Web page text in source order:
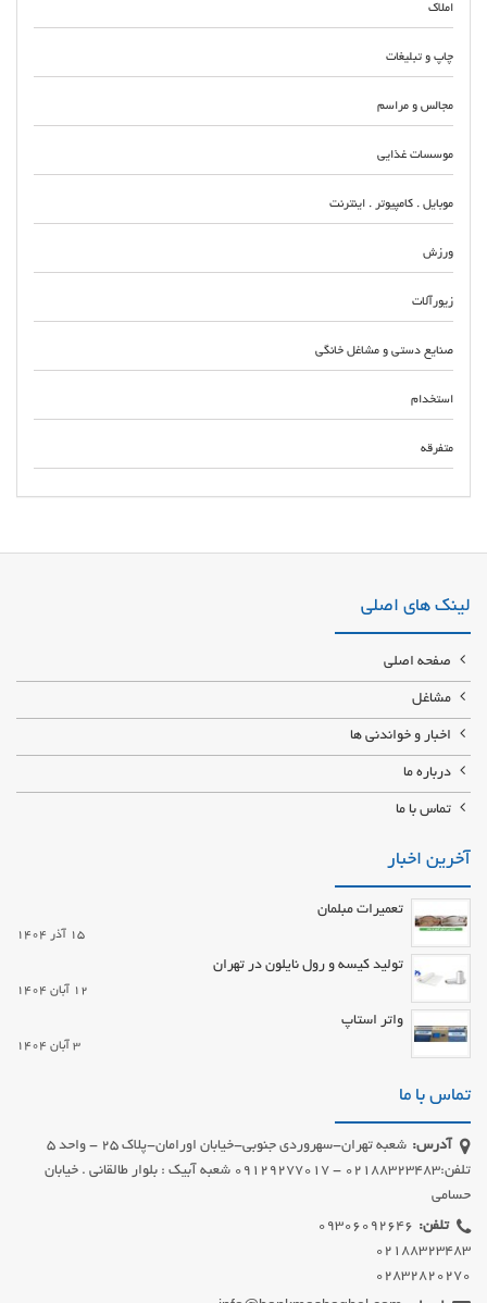
املاک
چاپ و تبلیغات
مجالس و مراسم
موسسات غذایی
موبایل . کامپیوتر . اینترنت
ورزش
زیورآلات
صنایع دستی و مشاغل خانگی
استخدام
متفرقه
خرید و فروش ترانسفورماتور تک فاز نو و دست دوم قبول سفارش ساخت و ارسال
لینک های اصلی
صفحه اصلی
مشاغل
اخبار و خواندنی ها
درباره ما
تماس با ما
آخرین اخبار
تعمیرات مبلمان
15 آذر 1404
تولید کیسه و رول نایلون در تهران
12 آبان 1404
واتر استاپ
3 آبان 1404
تماس با ما
آدرس:
شعبه تهران-سهروردی جنوبی-خیابان اورامان-پلاک 25 - واحد 5
تلفن:02188323483 - 09129277017 شعبه آبیک : بلوار طالقانی . خیابان
حسامی
تلفن:
02832820270